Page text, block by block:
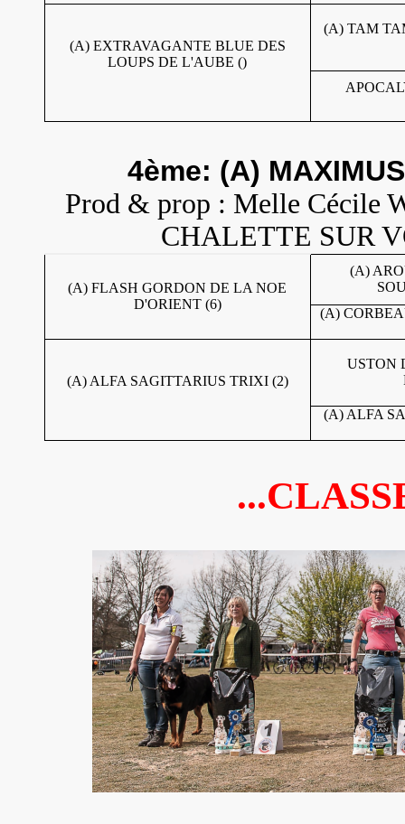
(A) EXTRAVAGANTE BLUE DES
LOUPS DE L'AUBE ()
(A) TAM
4ème: (A)
Prod & prop : Melle Cécile
CHALETTE SUR
(A) FLASH GORDON DE LA NOE
D'ORIENT (6)
(A)
(A)
(A) ALFA SAGITTARIUS TRIXI (2)
USTON
(A) ALFA